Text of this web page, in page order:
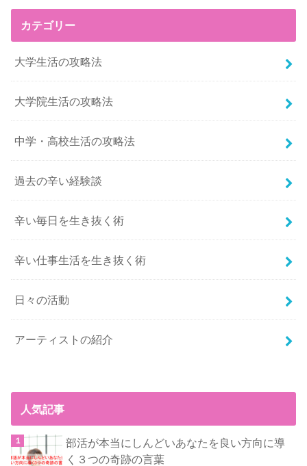
カテゴリー
大学生活の攻略法
大学院生活の攻略法
中学・高校生活の攻略法
過去の辛い経験談
辛い毎日を生き抜く術
辛い仕事生活を生き抜く術
日々の活動
アーティストの紹介
人気記事
部活が本当にしんどいあなたを良い方向に導
く３つの奇跡の言葉